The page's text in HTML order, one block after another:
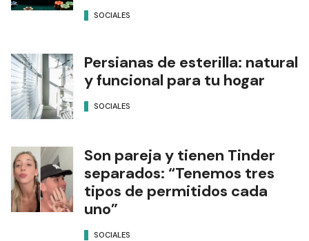
SOCIALES
Persianas de esterilla: natural
y funcional para tu hogar
SOCIALES
Son pareja y tienen Tinder
separados: “Tenemos tres
tipos de permitidos cada
uno”
SOCIALES